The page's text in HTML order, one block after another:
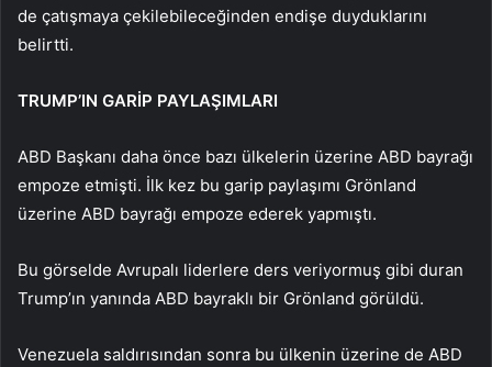
de çatışmaya çekilebileceğinden endişe duyduklarını
belirtti.
TRUMP’IN GARİP PAYLAŞIMLARI
ABD Başkanı daha önce bazı ülkelerin üzerine ABD bayrağı
empoze etmişti. İlk kez bu garip paylaşımı Grönland
üzerine ABD bayrağı empoze ederek yapmıştı.
Bu görselde Avrupalı liderlere ders veriyormuş gibi duran
Trump’ın yanında ABD bayraklı bir Grönland görüldü.
Venezuela saldırısından sonra bu ülkenin üzerine de ABD